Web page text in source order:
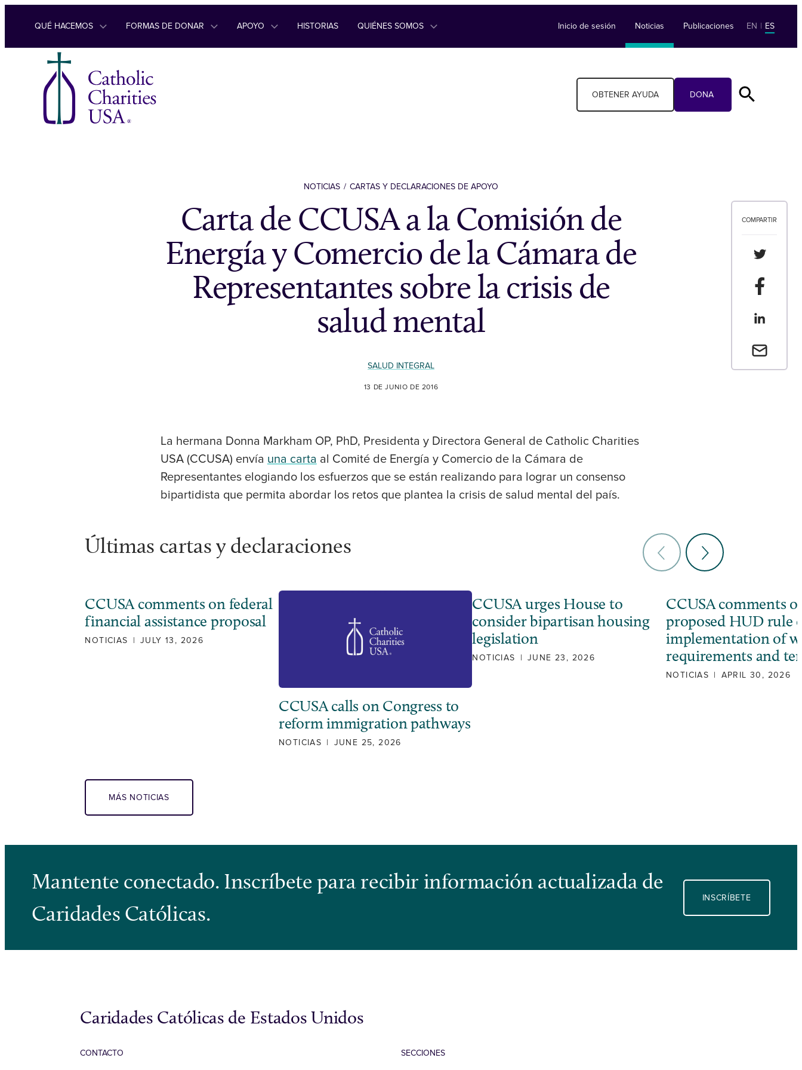
Ir al contenido
QUÉ HACEMOS FORMAS DE DONAR APOYO HISTORIAS QUIÉNES SOMOS Inicio de sesión Noticias Publicaciones EN | ES
OBTENER AYUDA DONA
COMPARTIR
Envia un
NOTICIAS CARTAS Y DECLARACIONES DE APOYO
Carta de CCUSA a la Comisión de
Energía y Comercio de la Cámara de
Representantes sobre la crisis de
salud mental
SALUD INTEGRAL
13 DE JUNIO DE 2016
La hermana Donna Markham OP, PhD, Presidenta y Directora General de Catholic Charities
USA (CCUSA) envía una carta al Comité de Energía y Comercio de la Cámara de
Representantes elogiando los esfuerzos que se están realizando para lograr un consenso
bipartidista que permita abordar los retos que plantea la crisis de salud mental del país.
Últimas cartas y declaraciones
CCUSA comments on federal
financial assistance proposal
NOTICIAS | JULY 13, 2026
CCUSA calls on Congress to
reform immigration pathways
NOTICIAS | JUNE 25, 2026
CCUSA urges House to
consider bipartisan housing
legislation
NOTICIAS | JUNE 23, 2026
CCUSA comments
proposed HUD rule
implementation of
requirements and
NOTICIAS | APRIL 30, 2026
MÁS NOTICIAS
Mantente conectado. Inscríbete para recibir información actualizada de
Caridades Católicas.
INSCRÍBETE
Caridades Católicas de Estados Unidos
CONTACTO SECCIONES